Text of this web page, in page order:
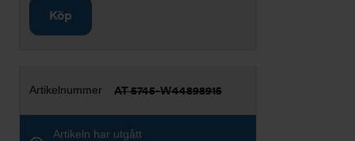
Köp
AT 5745-W44898915
Artikeln har utgått